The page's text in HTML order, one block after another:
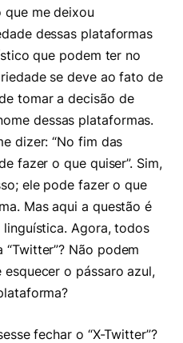
que me deixou
dessas plataformas
que podem ter no
se deve ao fato de
tomar a decisão de
dessas plataformas.
dizer: “No fim das
fazer o que quiser”. Sim,
ele pode fazer o que
Mas aqui a questão é
Agora, todos
Não podem
esquecer o pássaro azul,
fechar o “X-Twitter”?